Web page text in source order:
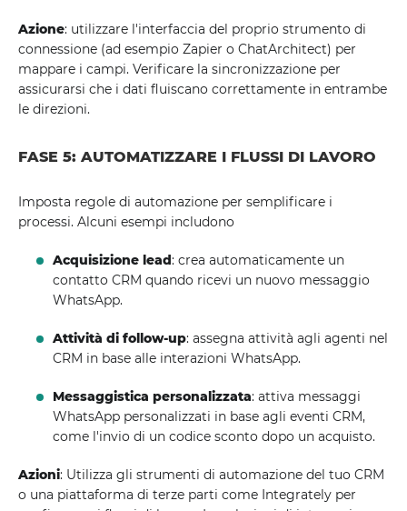
Azione: utilizzare l'interfaccia del proprio strumento di
connessione (ad esempio Zapier o ChatArchitect) per
mappare i campi. Verificare la sincronizzazione per
assicurarsi che i dati fluiscano correttamente in entrambe
le direzioni.
FASE 5: AUTOMATIZZARE I FLUSSI DI LAVORO
Imposta regole di automazione per semplificare i
processi. Alcuni esempi includono
Acquisizione lead: crea automaticamente un
contatto CRM quando ricevi un nuovo messaggio
WhatsApp.
Attività di follow-up: assegna attività agli agenti nel
CRM in base alle interazioni WhatsApp.
Messaggistica personalizzata: attiva messaggi
WhatsApp personalizzati in base agli eventi CRM,
come l'invio di un codice sconto dopo un acquisto.
Azioni: Utilizza gli strumenti di automazione del tuo CRM
o una piattaforma di terze parti come Integrately per